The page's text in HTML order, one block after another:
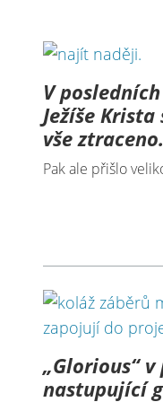
V
Ježíše
vše ztraceno.
Pak ale přišlo
„Glorious“
nastupující